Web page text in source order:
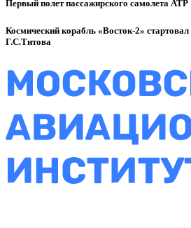
Первый полет пассажирского самолета ATP
Космический корабль «Восток-2»
Г.С.Титова